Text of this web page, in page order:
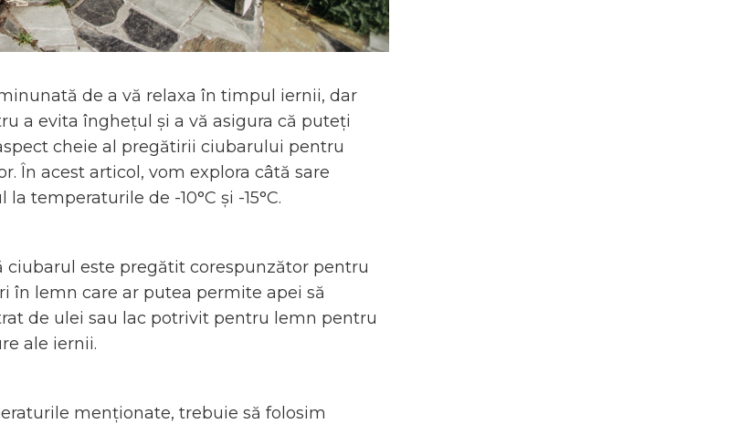
de a vă relaxa în timpul iernii, dar
a evita înghețul și a vă asigura că puteți
cheie al pregătirii ciubarului pentru
În acest articol, vom explora câtă sare
temperaturile de -10°C și -15°C.
ciubarul este pregătit corespunzător pentru
în lemn care ar putea permite apei să
de ulei sau lac potrivit pentru lemn pentru
ale iernii.
menționate, trebuie să folosim